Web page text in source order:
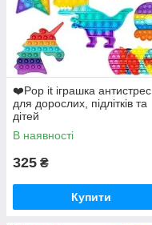
❤️Pop it іграшка антистрес
для дорослих, підлітків та
дітей
В наявності
325 ₴
Купити